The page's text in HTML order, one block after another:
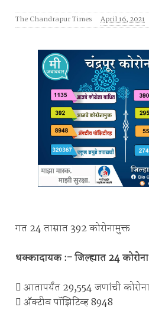
The Chandrapur Times April 16, 2021
गत 24 तासात 392 कोरोनामुक्त
धक्कादायक :- जिल्ह्यात 24
 आतापर्यंत 29,554 जणांची
 ॲक्टीव पॉझिटिव्ह 8948